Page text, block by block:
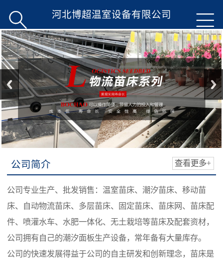

 河北博超温室设备有限公司
公司简介 查看更多+
公司专业生产、批发销售：温室苗床、潮汐苗床、移动苗
床、自动物流苗床、多层苗床、固定苗床、苗床网、苗床配
件、喷灌水车、水肥一体化、无土栽培等苗床及配套资材，
公司拥有自己的潮汐面板生产设备，常年备有大量库存。
公司的快速发展得益于公司的自主研发和创新理念，苗床是